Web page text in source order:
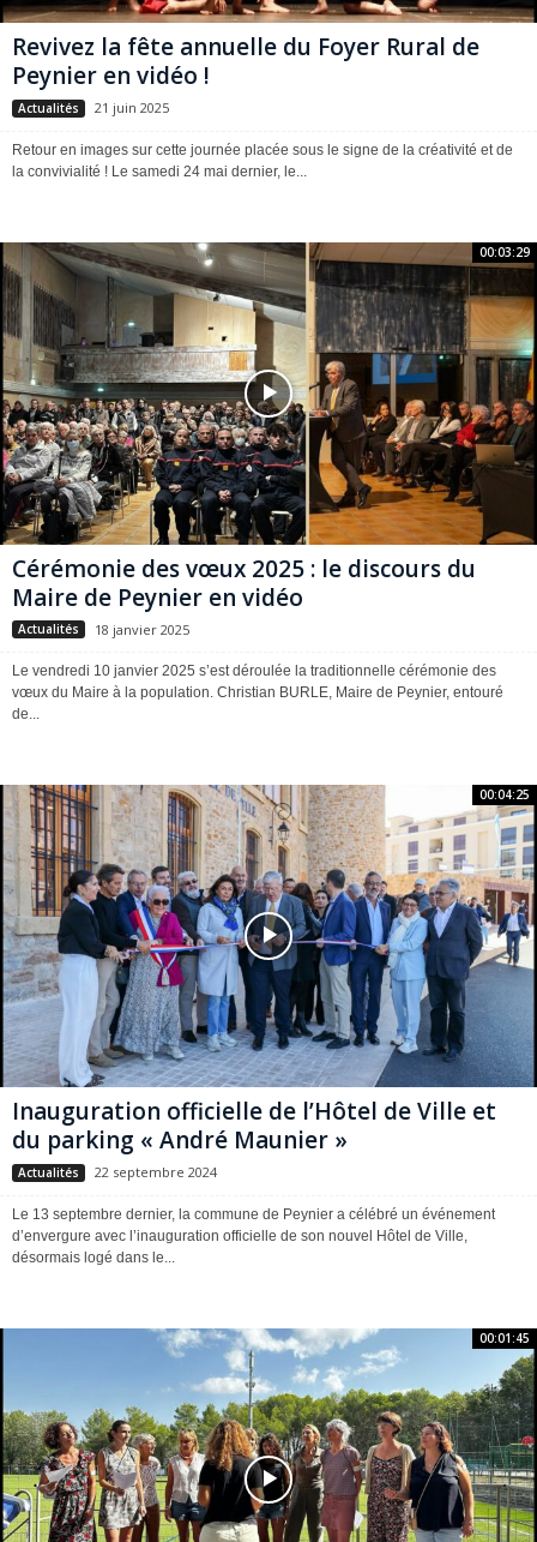
Revivez la fête annuelle du Foyer Rural de
Peynier en vidéo !
Actualités 21 juin 2025
Retour en images sur cette journée placée sous le signe de la créativité et de
la convivialité ! Le samedi 24 mai dernier, le...
00:03:29
Cérémonie des vœux 2025 : le discours du
Maire de Peynier en vidéo
Actualités 18 janvier 2025
Le vendredi 10 janvier 2025 s’est déroulée la traditionnelle cérémonie des
vœux du Maire à la population. Christian BURLE, Maire de Peynier, entouré
de...
00:04:25
Inauguration officielle de l’Hôtel de Ville et
du parking « André Maunier »
Actualités 22 septembre 2024
Le 13 septembre dernier, la commune de Peynier a célébré un événement
d’envergure avec l’inauguration officielle de son nouvel Hôtel de Ville,
désormais logé dans le...
00:01:45